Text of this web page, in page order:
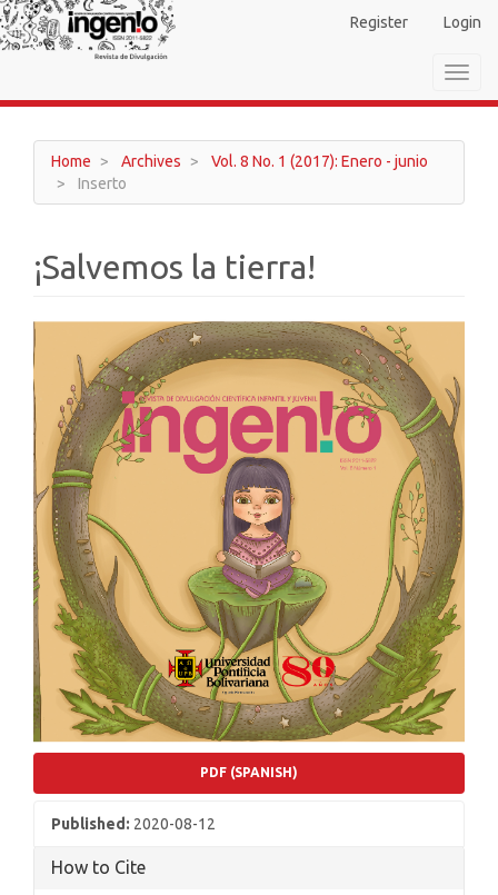
Main
Navigation
Main
Sidebar
Register Login
Home Archives
Vol. 8 No. 1 (2017): Enero - junio
Inserto
¡Salvemos la tierra!
Article
Sidebar
PDF (SPANISH)
Published: 2020-08-12
How to Cite